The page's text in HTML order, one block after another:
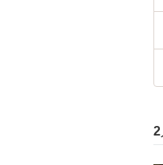
2